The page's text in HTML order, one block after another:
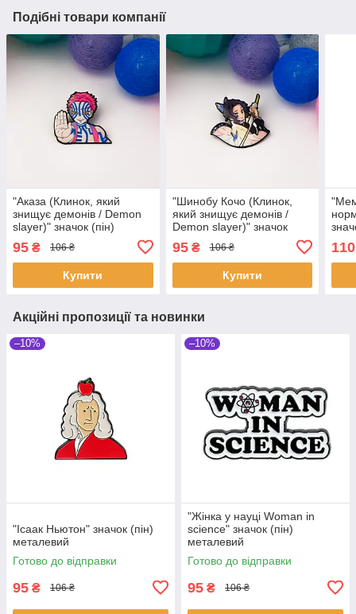
Подібні товари компанії
"Аказа (Клинок, який
знищує демонів / Demon
slayer)" значок (пін)
95 ₴ 106 ₴
Купити
"Шинобу Кочо (Клинок,
який знищує демонів /
Demon slayer)" значок
95₴ 106 ₴
Купити
110
Акційні пропозиції та новинки
–10%
"Ісаак Ньютон" значок (пін)
металевий
Готово до відправки
95 ₴ 106 ₴
–10%
"Жінка у науці Woman in
science" значок (пін)
металевий
Готово до відправки
95 ₴ 106 ₴